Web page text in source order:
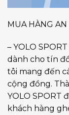
MUA HÀNG
– YOLO
dành cho tín
tôi mang đến
cộng đồng.
YOLO SPORT
khách hàng